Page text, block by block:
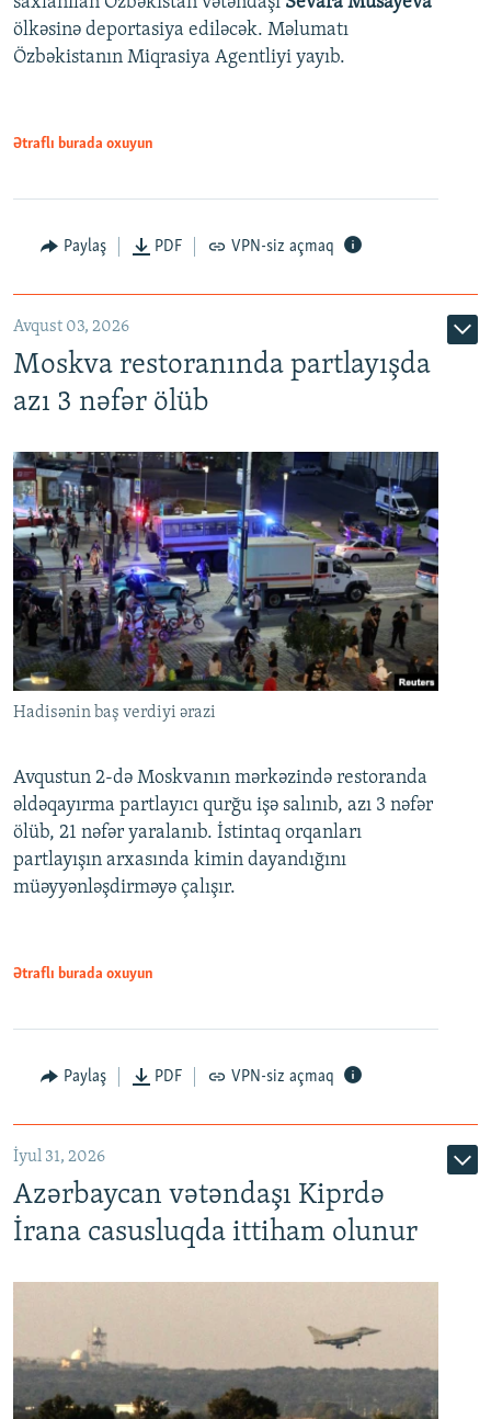
ölkəsinə deportasiya ediləcək. Məlumatı
Özbəkistanın Miqrasiya Agentliyi yayıb.
Ətraflı burada oxuyun
Paylaş PDF VPN-siz açmaq
Avqust 03, 2026
Moskva restoranında partlayışda
azı 3 nəfər ölüb
Hadisənin baş verdiyi ərazi
Avqustun 2-də Moskvanın mərkəzində restoranda
əldəqayırma partlayıcı qurğu işə salınıb, azı 3 nəfər
ölüb, 21 nəfər yaralanıb. İstintaq orqanları
partlayışın arxasında kimin dayandığını
müəyyənləşdirməyə çalışır.
Ətraflı burada oxuyun
Paylaş PDF VPN-siz açmaq
İyul 31, 2026
Azərbaycan vətəndaşı Kiprdə
İrana casusluqda ittiham olunur